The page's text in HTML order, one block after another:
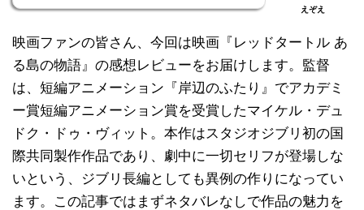
えぞえ
映画ファンの皆さん、今回は映画『レッドタートル あ
る島の物語』の感想レビューをお届けします。監督
は、短編アニメーション『岸辺のふたり』でアカデミ
ー賞短編アニメーション賞を受賞したマイケル・デュ
ドク・ドゥ・ヴィット。本作はスタジオジブリ初の国
際共同製作作品であり、劇中に一切セリフが登場しな
いという、ジブリ長編としても異例の作りになってい
ます。この記事ではまずネタバレなしで作品の魅力を